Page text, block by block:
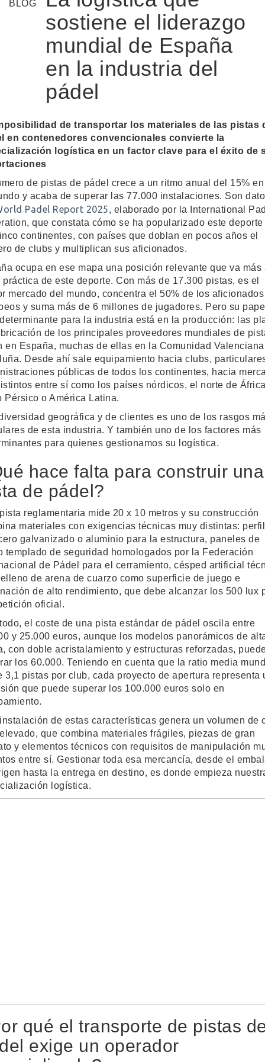
sostiene el liderazgo
mundial de España
en la industria del
pádel
de transportar los materiales de las pistas
en contenedores convencionales convierte la
logística en un factor clave para el éxito de
de pistas de pádel crece a un ritmo anual del 15%
y acaba de superar las 77.000 instalaciones. Son
Padel Report 2025, elaborado por la International
que constata cómo se ha popularizado este deporte
continentes, con países que doblan en pocos años el
de clubs y multiplican sus aficionados.
ocupa en ese mapa una posición relevante que va más
práctica de este deporte. Con más de 17.300 pistas, es el
mercado del mundo, concentra el 50% de los aficionados
y suma más de 6 millones de jugadores. Pero su
para la industria está en la producción: las
de los principales proveedores mundiales de
en España, muchas de ellas en la Comunidad
Desde ahí sale equipamiento hacia clubs,
públicas de todos los continentes, hacia
entre sí como los países nórdicos, el norte de
Pérsico o América Latina.
geográfica y de clientes es uno de los rasgos
de esta industria. Y también uno de los factores más
para quienes gestionamos su logística.
hace falta para construir una
de pádel?
reglamentaria mide 20 x 10 metros y su construcción
materiales con exigencias técnicas muy distintas:
galvanizado o aluminio para la estructura, paneles de
templado de seguridad homologados por la Federación
de Pádel para el cerramiento, césped artificial
de arena de cuarzo como superficie de juego e
de alto rendimiento, que debe alcanzar los 500 lux
oficial.
el coste de una pista estándar de pádel oscila entre
y 25.000 euros, aunque los modelos panorámicos de
con doble acristalamiento y estructuras reforzadas,
los 60.000. Teniendo en cuenta que la ratio media
3,1 pistas por club, cada proyecto de apertura representa
que puede superar los 100.000 euros solo en
de estas características genera un volumen de
que combina materiales frágiles, piezas de gran
y elementos técnicos con requisitos de manipulación
entre sí. Gestionar toda esa mercancía, desde el
hasta la entrega en destino, es donde empieza
logística.
qué el transporte de pistas
exige un operador